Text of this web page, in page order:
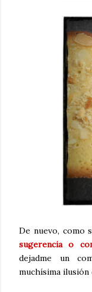
De nuevo, como
sugerencia o
dejadme un
muchísima ilusión